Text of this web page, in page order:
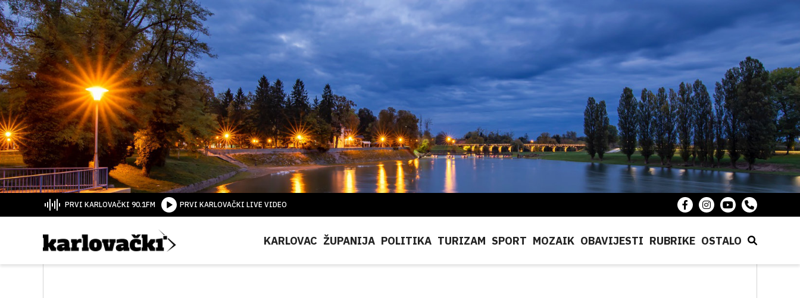
PRVI KARLOVAČKI 90.1FM PRVI KARLOVAČKI LIVE VIDEO
KARLOVAC ŽUPANIJA POLITIKA TURIZAM SPORT MOZAIK OBAVIJESTI RUBRIKE OSTALO